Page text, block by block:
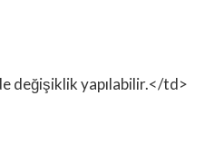
değişiklik yapılabilir.</td>